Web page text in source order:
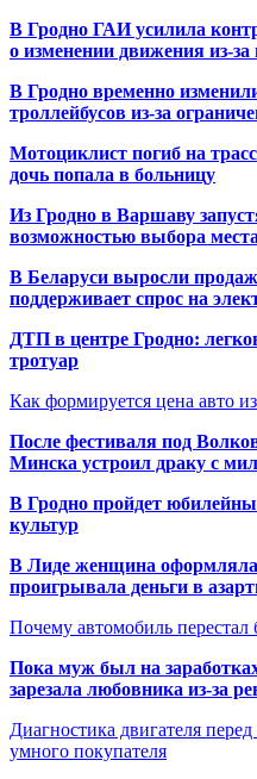
В Гродно ГАИ усилила
о изменении движения из-за
В Гродно временно
троллейбусов из-за
Мотоциклист погиб на
дочь попала в больницу
Из Гродно в Варшаву
возможностью выбора места
В Беларуси выросли
поддерживает спрос на
ДТП в центре Гродно:
тротуар
Как формируется цена авто
После фестиваля под
Минска устроил драку с
В Гродно пройдет
культур
В Лиде женщина
проигрывала деньги в
Почему автомобиль перестал
Пока муж был на
зарезала любовника из-за
Диагностика двигателя
умного покупателя